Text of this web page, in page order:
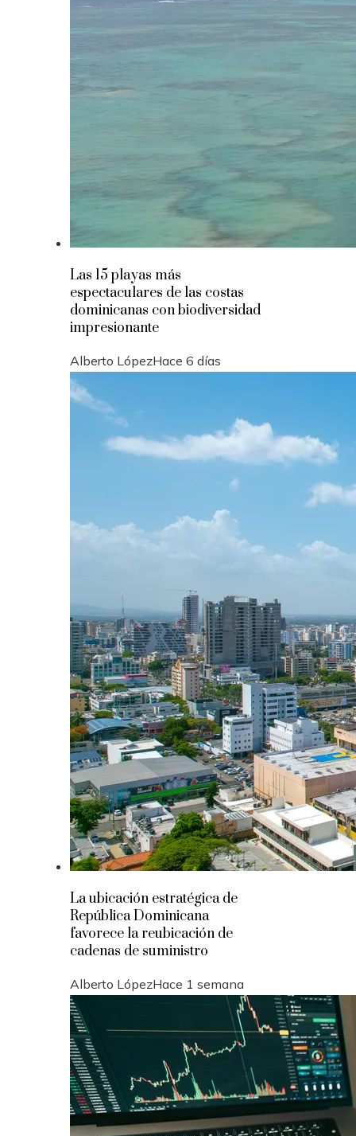
Las 15 playas más
espectaculares de las costas
dominicanas con biodiversidad
impresionante
Alberto LópezHace 6 días
La ubicación estratégica de
República Dominicana
favorece la reubicación de
cadenas de suministro
Alberto LópezHace 1 semana